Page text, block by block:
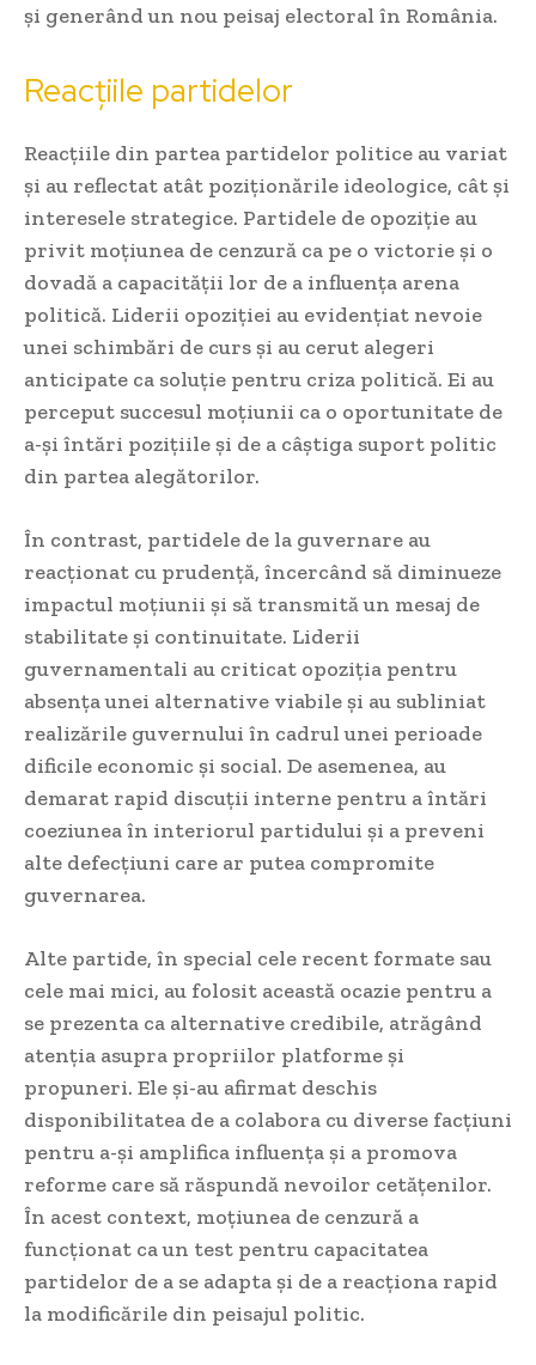
și generând un nou peisaj electoral în România.
Reacțiile partidelor
Reacțiile din partea partidelor politice au variat
și au reflectat atât poziționările ideologice, cât și
interesele strategice. Partidele de opoziție au
privit moțiunea de cenzură ca pe o victorie și o
dovadă a capacității lor de a influența arena
politică. Liderii opoziției au evidențiat nevoie
unei schimbări de curs și au cerut alegeri
anticipate ca soluție pentru criza politică. Ei au
perceput succesul moțiunii ca o oportunitate de
a-și întări pozițiile și de a câștiga suport politic
din partea alegătorilor.
În contrast, partidele de la guvernare au
reacționat cu prudență, încercând să diminueze
impactul moțiunii și să transmită un mesaj de
stabilitate și continuitate. Liderii
guvernamentali au criticat opoziția pentru
absența unei alternative viabile și au subliniat
realizările guvernului în cadrul unei perioade
dificile economic și social. De asemenea, au
demarat rapid discuții interne pentru a întări
coeziunea în interiorul partidului și a preveni
alte defecțiuni care ar putea compromite
guvernarea.
Alte partide, în special cele recent formate sau
cele mai mici, au folosit această ocazie pentru a
se prezenta ca alternative credibile, atrăgând
atenția asupra propriilor platforme și
propuneri. Ele și-au afirmat deschis
disponibilitatea de a colabora cu diverse facțiuni
pentru a-și amplifica influența și a promova
reforme care să răspundă nevoilor cetățenilor.
În acest context, moțiunea de cenzură a
funcționat ca un test pentru capacitatea
partidelor de a se adapta și de a reacționa rapid
la modificările din peisajul politic.